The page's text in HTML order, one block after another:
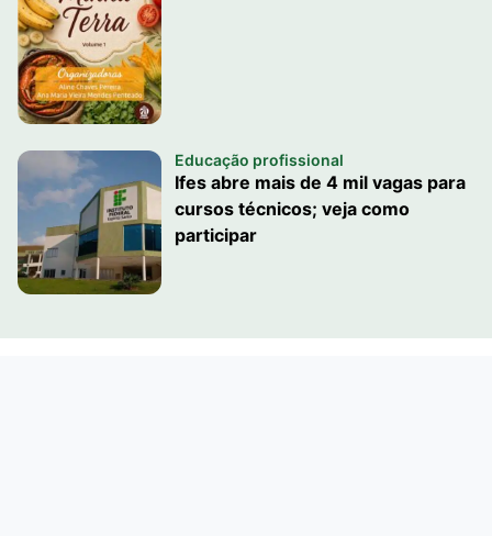
Educação profissional
Ifes abre mais de 4 mil vagas para
cursos técnicos; veja como
participar